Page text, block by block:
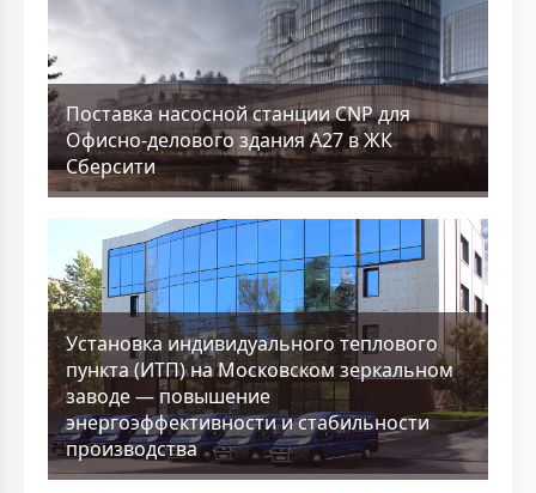
Поставка насосной станции CNP для
Офисно-делового здания А27 в ЖК
Сберсити
Установка индивидуального теплового
пункта (ИТП) на Московском зеркальном
заводе — повышение
энергоэффективности и стабильности
производства